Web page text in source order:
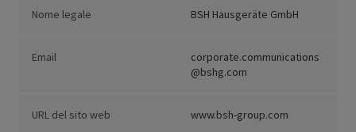
Nome legale BSH Hausgeräte GmbH
Email
corporate.communications
@bshg.com
URL del sito web www.bsh-group.com